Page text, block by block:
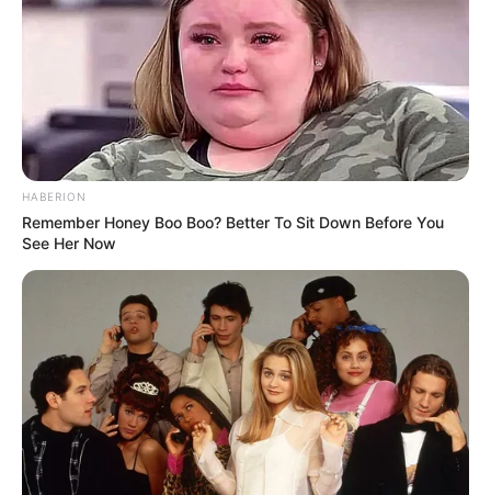
διατηρήσει τα στοιχεία σας)…
ΕΑΝ ΚΑΠΟΙΟΙ ΔΕΝ
ΘΕΛΕΤΕ ΝΑ ΔΩΣΕΤΕ ΣΤΟΙΧΕΙΑ ΤΗΣ ΚΑΡΤΑΣ
ΣΑΣ ΣΤΟ ΔΙΑΔΙΚΤΥΟ, Η ΑΠΛΑ ΔΕΝ ΤΑ
ΚΑΤΑΦΕΡΝΕΤΕ ΜΕ ΑΥΤΑ, ΜΠΟΡΕΙΤΕ ΝΑ ΜΟΥ
ΚΑΤΑΘΕΣΕΤΕ ΣΕ ΛΟΓΑΡΙΑΣΜΟ ΣΤΗΝ ΕΘΝΙΚΗ
ΜΕ IBAN GR9501104880000048834149733
(ΣΤΟ ΟΝΟΜΑ ΕΥΤΥΧΙΑ ΝΙΚΑ) ΓΡΑΦΟΝΤΑΣ ΩΣ
ΔΙΚΑΙΟΛΟΓΙΑ “ΔΩΡΕΑ” ΚΑΙ ΑΝ ΘΕΛΕΤΕ ΚΑΙ ΤΟ
ΟΝΟΜΑ ΣΑΣ ΓΙΑ ΝΑ ΜΠΟΡΩ ΝΑ ΞΕΡΩ ΠΟΙΟΙ ΜΕ
ΒΟΗΘΑΤΕ
ΥΠΟΣΤΗΡΙΞΤΕ ΤΟΝ ΑΓΩΝΑ ΜΑΣ
Επισκεφτείτε το κανάλι μου στο youtube
HABERION
Remember Honey Boo Boo? Better To Sit Down Before You
See Her Now